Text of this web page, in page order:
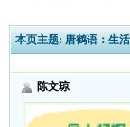
本页主题: 唐鹤语：生
陈文琼